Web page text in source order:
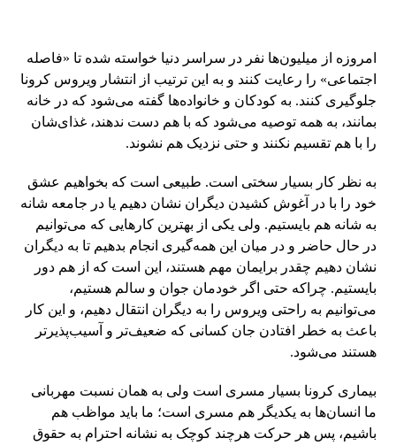
امروزه از میلیون‌ها نفر در سراسر دنیا خواسته شده تا «فاصله
اجتماعی» را رعایت کنند و به این ترتیب از انتشار ویروس کرونا
جلوگیری کنند. به کودکان و خانواده‌ها گفته می‌شود که در خانه
بمانند، به همه توصیه می‌شود که با هم دست ندهند، غذای‌شان
را با هم تقسیم نکنند و حتی نزدیک هم نشوند.
به نظر کار بسیار سختی است. طبیعی است که بخواهیم عشق
خود را با در آغوش کشیدن دیگران نشان دهیم یا در جامعه شانه
به شانه هم بایستیم. ولی یکی از بهترین کارهایی که می‌توانیم
در حال حاضر و در میان این همه‌گیری انجام بدهیم تا به دیگران
نشان دهیم چقدر برایمان مهم هستند، این است که از هم دور
بایستیم. چراکه حتی اگر خودمان جوان و سالم هستیم،
می‌توانیم به راحتی ویروس را به دیگران انتقال دهیم، و این کار
باعث به خطر افتادن جان کسانی که ضعیف‌تر و آسیب‌پذیرتر
هستند می‌شود.
بیماری کرونا بسیار مسری است ولی به همان نسبت مهربانی
ما انسان‌ها به یکدیگر هم مسری است؛ ما باید مواظب هم
باشیم، پس هر حرکت هرچند کوچک به نشانه احترام به حقوق